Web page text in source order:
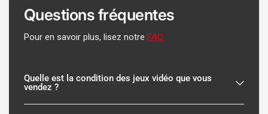
Questions fréquentes
Pour en savoir plus, lisez notreFAQ
Quelle est la condition des jeux vidéo que vous
vendez ?